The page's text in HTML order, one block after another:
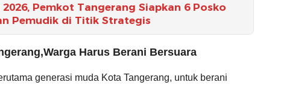
Pemkot Tangerang Siapkan 6 Posko
Pemudik di Titik Strategis
Harus Berani Bersuara
generasi muda Kota Tangerang, untuk berani